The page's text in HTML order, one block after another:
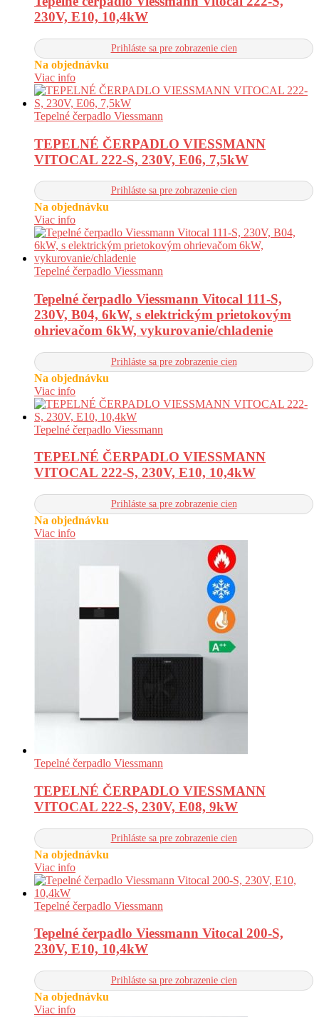
230V, E10, 10,4kW
Prihláste sa pre zobrazenie cien
Na objednávku
Viac info
Tepelné čerpadlo Viessmann
TEPELNÉ ČERPADLO VIESSMANN
VITOCAL 222-S, 230V, E06, 7,5kW
Prihláste sa pre zobrazenie cien
Na objednávku
Viac info
Tepelné čerpadlo Viessmann
Tepelné čerpadlo Viessmann Vitocal 111-S,
230V, B04, 6kW, s elektrickým prietokovým
ohrievačom 6kW, vykurovanie/chladenie
Prihláste sa pre zobrazenie cien
Na objednávku
Viac info
Tepelné čerpadlo Viessmann
TEPELNÉ ČERPADLO VIESSMANN
VITOCAL 222-S, 230V, E10, 10,4kW
Prihláste sa pre zobrazenie cien
Na objednávku
Viac info
Tepelné čerpadlo Viessmann
TEPELNÉ ČERPADLO VIESSMANN
VITOCAL 222-S, 230V, E08, 9kW
Prihláste sa pre zobrazenie cien
Na objednávku
Viac info
Tepelné čerpadlo Viessmann
Tepelné čerpadlo Viessmann Vitocal 200-S,
230V, E10, 10,4kW
Prihláste sa pre zobrazenie cien
Na objednávku
Viac info